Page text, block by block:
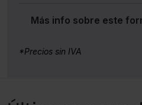
Más info sobre este
*Precios sin IVA